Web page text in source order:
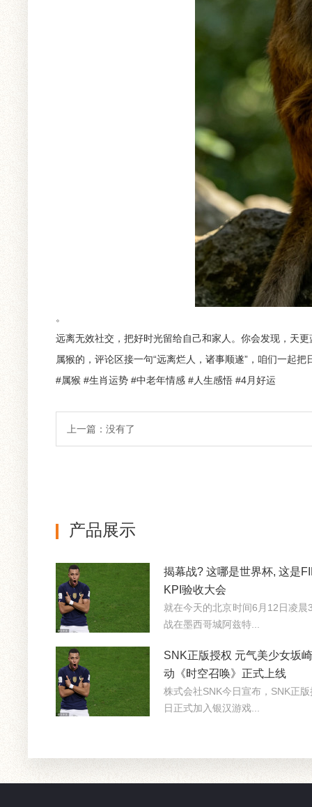
。
远离无效社交，把好时光留给自己和家人。你会发现，天
属猴的，评论区接一句“远离烂人，诸事顺遂”，咱们一起把
#属猴 #生肖运势 #中老年情感 #人生感悟 #4月好运
上一篇：没有了
产品展示
揭幕战? 这哪是世界杯, 这是
KPI验收大会
就在今天的北京时间6月12日凌
战在墨西哥城阿兹特...
SNK正版授权 元气美少女坂
动《时空召唤》正式上线
株式会社SNK今日宣布，SNK正
日正式加入银汉游戏...